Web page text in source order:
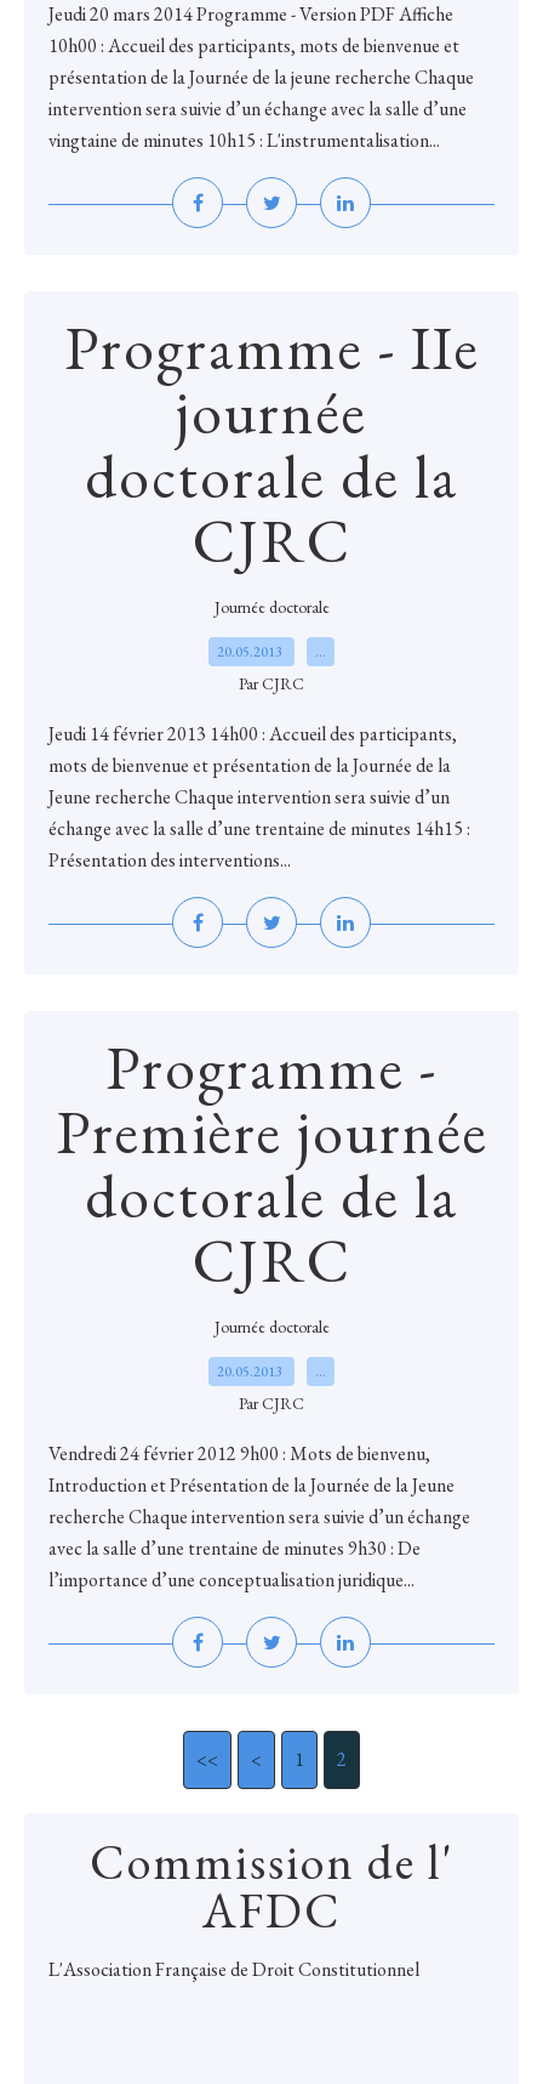
Jeudi 20 mars 2014 Programme - Version PDF Affiche
10h00 : Accueil des participants, mots de bienvenue et
présentation de la Journée de la jeune recherche Chaque
intervention sera suivie d’un échange avec la salle d’une
vingtaine de minutes 10h15 : L'instrumentalisation...
Programme - IIe
journée
doctorale de la
CJRC
Journée doctorale
20.05.2013 …
Par CJRC
Jeudi 14 février 2013 14h00 : Accueil des participants,
mots de bienvenue et présentation de la Journée de la
Jeune recherche Chaque intervention sera suivie d’un
échange avec la salle d’une trentaine de minutes 14h15 :
Présentation des interventions...
Programme -
Première journée
doctorale de la
CJRC
Journée doctorale
20.05.2013 …
Par CJRC
Vendredi 24 février 2012 9h00 : Mots de bienvenu,
Introduction et Présentation de la Journée de la Jeune
recherche Chaque intervention sera suivie d’un échange
avec la salle d’une trentaine de minutes 9h30 : De
l’importance d’une conceptualisation juridique...
<< < 1 2
Commission de l'
AFDC
L'Association Française de Droit Constitutionnel